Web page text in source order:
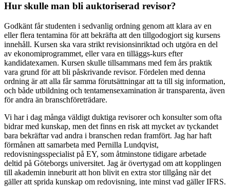
Hur skulle man bli auktoriserad revisor?
Godkänt får studenten i sedvanlig ordning genom att klara av en
eller flera tentamina för att bekräfta att den tillgodogjort sig kursens
innehåll. Kursen ska vara strikt revisionsinriktad och utgöra en del
av ekonomiprogrammet, eller vara en tilläggs-kurs efter
kandidatexamen. Kursen skulle tillsammans med fem års praktik
vara grund för att bli påskrivande revisor. Fördelen med denna
ordning är att alla får samma förutsättningar att ta till sig information,
och både utbildning och tentamensexamination är transparenta, även
för andra än branschföreträdare.
Vi har i dag många väldigt duktiga revisorer och konsulter som ofta
bidrar med kunskap, men det finns en risk att mycket av tyckandet
bara bekräftar vad andra i branschen redan framfört. Jag har haft
förmånen att samarbeta med Pernilla Lundqvist,
redovisningsspecialist på EY, som åtminstone tidigare arbetade
deltid på Göteborgs universitet. Jag är övertygad om att kopplingen
till akademin inneburit att hon blivit en extra stor tillgång när det
gäller att sprida kunskap om redovisning, inte minst vad gäller IFRS.